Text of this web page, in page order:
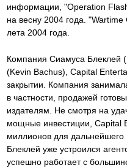
информации, "Operation
на весну 2004 года.
лета 2004 года.
Компания Сиамуса Блеклей
(Kevin Bachus), Capital
закрытии. Компания
в частности, продажей
издателям. Не смотря на
мощные инвестиции, Capital
миллионов для дальнейшего
Блеклей уже устроился
успешно работает с